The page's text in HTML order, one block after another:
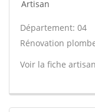
Artisan
Département: 04
Rénovation
Voir la fiche